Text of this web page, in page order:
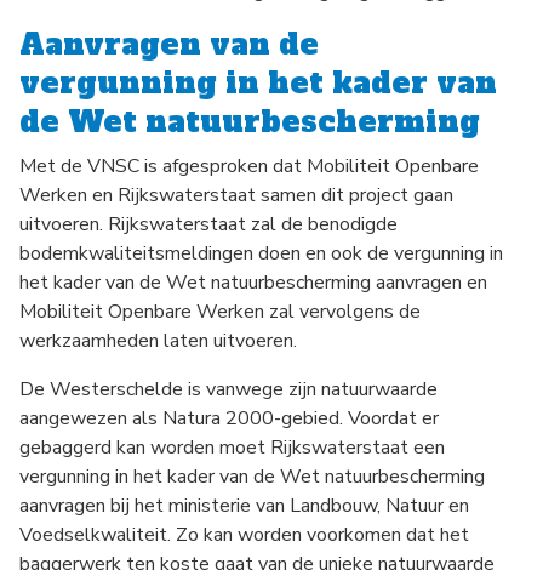
Aanvragen van de
vergunning in het kader van
de Wet natuurbescherming
Met de VNSC is afgesproken dat Mobiliteit Openbare
Werken en Rijkswaterstaat samen dit project gaan
uitvoeren. Rijkswaterstaat zal de benodigde
bodemkwaliteitsmeldingen doen en ook de vergunning in
het kader van de Wet natuurbescherming aanvragen en
Mobiliteit Openbare Werken zal vervolgens de
werkzaamheden laten uitvoeren.
De Westerschelde is vanwege zijn natuurwaarde
aangewezen als Natura 2000-gebied. Voordat er
gebaggerd kan worden moet Rijkswaterstaat een
vergunning in het kader van de Wet natuurbescherming
aanvragen bij het ministerie van Landbouw, Natuur en
Voedselkwaliteit. Zo kan worden voorkomen dat het
baggerwerk ten koste gaat van de unieke natuurwaarde